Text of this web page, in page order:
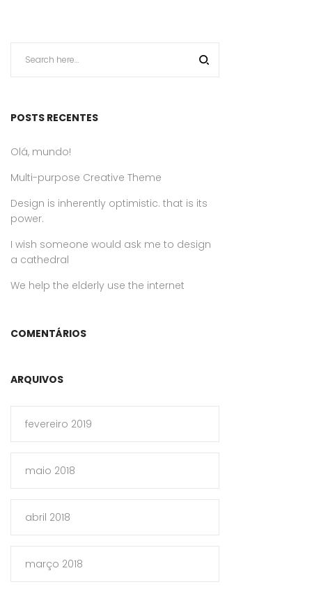
POSTS RECENTES
Olá, mundo!
Multi-purpose Creative Theme
Design is inherently optimistic. that is its
power.
I wish someone would ask me to design
a cathedral
We help the elderly use the internet
COMENTÁRIOS
ARQUIVOS
fevereiro 2019
maio 2018
abril 2018
março 2018